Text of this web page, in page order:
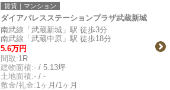
賃貸｜マンション
ダイアパレスステーションプラザ武蔵新城
南武線「武蔵新城」駅 徒歩3分
南武線「武蔵中原」駅 徒歩18分
5.6万円
間取:1R
建物面積:- / 5.13坪
土地面積:- / -
敷金/礼金:1ヶ月/1ヶ月